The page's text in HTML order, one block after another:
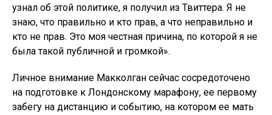
узнал об этой политике, я получил из Твиттера. Я не
знаю, что правильно и кто прав, а что неправильно и
кто не прав. Это моя честная причина, по которой я не
была такой публичной и громкой».
Личное внимание Макколган сейчас сосредоточено
на подготовке к Лондонскому марафону, ее первому
забегу на дистанцию ​​и событию, на котором ее мать